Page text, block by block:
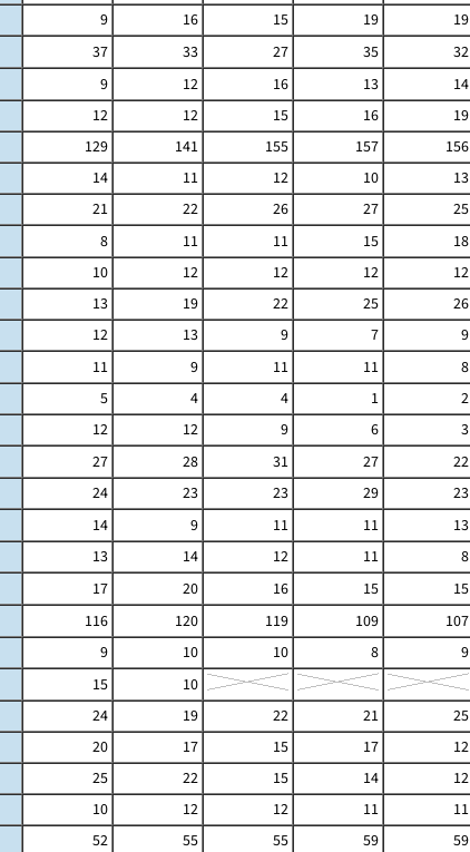
9 16 15 19 19
37 33 27 35 32
9 12 16 13 14
12 12 15 16 19
129 141 155 157 156
14 11 12 10 13
21 22 26 27 25
8 11 11 15 18
10 12 12 12 12
13 19 22 25 26
12 13 9 7 9
11 9 11 11 8
5 4 4 1 2
12 12 9 6 3
27 28 31 27 22
24 23 23 29 23
14 9 11 11 13
13 14 12 11 8
17 20 16 15 15
116 120 119 109 107
9 10 10 8 9
15
10
24 19 22 21 25
20 17 15 17 12
25 22 15 14 12
10 12 12 11 11
52 55 55 59 59